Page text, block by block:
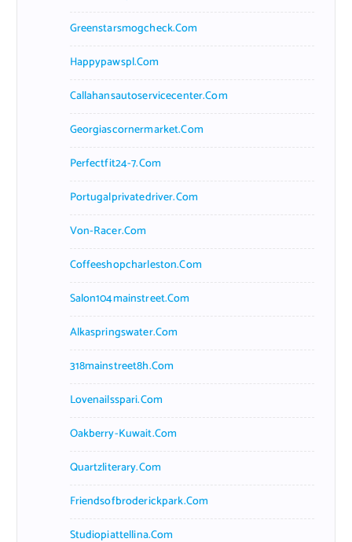
Greenstarsmogcheck.com
Happypawspl.com
Callahansautoservicecenter.com
Georgiascornermarket.com
Perfectfit24-7.com
Portugalprivatedriver.com
Von-Racer.com
Coffeeshopcharleston.com
Salon104mainstreet.com
Alkaspringswater.com
318mainstreet8h.com
Lovenailsspari.com
Oakberry-Kuwait.com
Quartzliterary.com
Friendsofbroderickpark.com
Studiopiattellina.com